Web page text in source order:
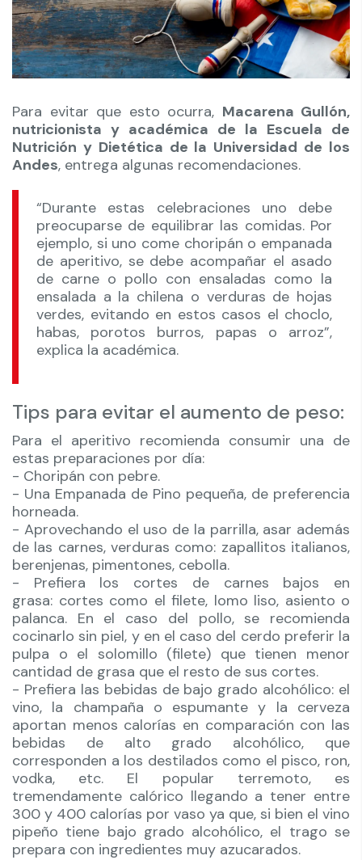
Para evitar que esto ocurra, Macarena Gullón,
nutricionista y académica de la Escuela de
Nutrición y Dietética de la Universidad de los
Andes, entrega algunas recomendaciones.
“Durante estas celebraciones uno debe
preocuparse de equilibrar las comidas. Por
ejemplo, si uno come choripán o empanada
de aperitivo, se debe acompañar el asado
de carne o pollo con ensaladas como la
ensalada a la chilena o verduras de hojas
verdes, evitando en estos casos el choclo,
habas, porotos burros, papas o arroz”,
explica la académica.
Tips para evitar el aumento de peso:
Para el aperitivo recomienda consumir una de
estas preparaciones por día:
- Choripán con pebre.
- Una Empanada de Pino pequeña, de preferencia
horneada.
- Aprovechando el uso de la parrilla, asar además
de las carnes, verduras como: zapallitos italianos,
berenjenas, pimentones, cebolla.
- Prefiera los cortes de carnes bajos en
grasa: cortes como el filete, lomo liso, asiento o
palanca. En el caso del pollo, se recomienda
cocinarlo sin piel, y en el caso del cerdo preferir la
pulpa o el solomillo (filete) que tienen menor
cantidad de grasa que el resto de sus cortes.
- Prefiera las bebidas de bajo grado alcohólico: el
vino, la champaña o espumante y la cerveza
aportan menos calorías en comparación con las
bebidas de alto grado alcohólico, que
corresponden a los destilados como el pisco, ron,
vodka, etc. El popular terremoto, es
tremendamente calórico llegando a tener entre
300 y 400 calorías por vaso ya que, si bien el vino
pipeño tiene bajo grado alcohólico, el trago se
prepara con ingredientes muy azucarados.